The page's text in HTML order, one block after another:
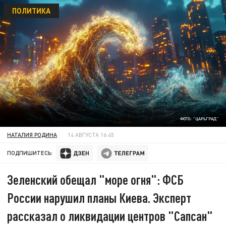
ФОТО: "ЦАРЬГРАД"
ПОЛИТИКА
НАТАЛИЯ РОДИНА 14 АВГУСТА 16:45
ПОДПИШИТЕСЬ:
Зеленский обещал "море огня": ФСБ
России нарушил планы Киева. Эксперт
рассказал о ликвидации центров "Сапсан"